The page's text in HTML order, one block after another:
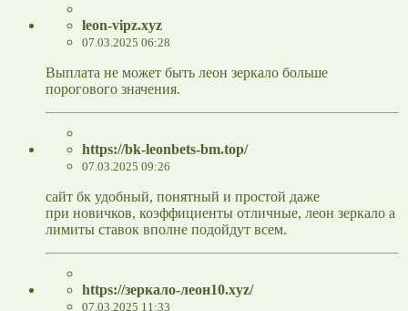
leon-vipz.xyz
07.03.2025 06:28
Выплата не может быть леон зеркало больше
порогового значения.
https://bk-leonbets-bm.top/
07.03.2025 09:26
сайт бк удобный, понятный и простой даже
при новичков, коэффициенты отличные, леон зеркало а
лимиты ставок вполне подойдут всем.
https://зеркало-леон10.xyz/
07.03.2025 11:33